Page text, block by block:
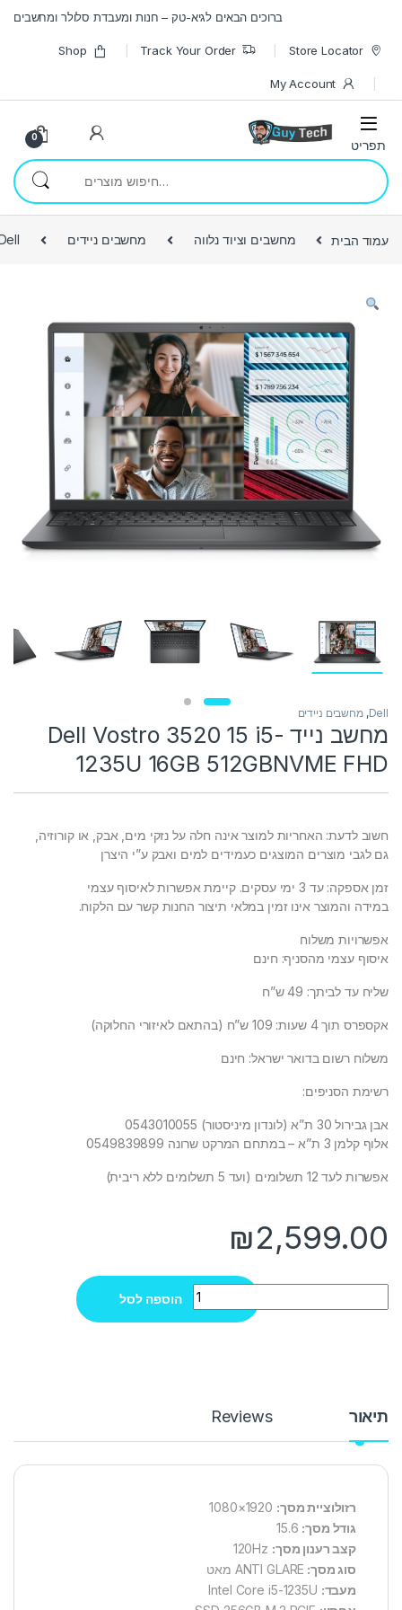
ברוכים הבאים לגיא-טק – חנות ומעבדת סלולר ומחשבים
Store Locator
Track Your Order
Shop
My Account
0
חיפוש עבור:
עמוד הבית מחשבים וציוד נלווה מחשבים ניידים
Dell
,מחשבים ניידים
מחשב נייד Dell Vostro 3520 15 i5-
1235U 16GB 512GBNVME FHD
חשוב לדעת: האחריות למוצר אינה חלה על נזקי מים, אבק, או קורוזיה,
גם לגבי מוצרים המוצגים כעמידים למים ואבק ע”י היצרן
זמן אספקה: עד 3 ימי עסקים. קיימת אפשרות לאיסוף עצמי
במידה והמוצר אינו זמין במלאי תיצור החנות קשר עם הלקוח.
אפשרויות משלוח
איסוף עצמי מהסניף: חינם
שליח עד לביתך: 49 ש”ח
אקספרס תוך 4 שעות: 109 ש”ח (בהתאם לאיזורי החלוקה)
משלוח רשום בדואר ישראל: חינם
רשימת הסניפים:
אבן גבירול 30 ת”א (לונדון מיניסטור) 0543010055
אלוף קלמן 3 ת”א – במתחם המרקט שרונה 0549839899
אפשרות לעד 12 תשלומים (ועד 5 תשלומים ללא ריבית)
₪2,599.00
הוספה לסל
תיאור Reviews
רזולוציית מסך:
גודל מסך:
קצב רענון מסך:
סוג מסך: ANTI GLARE מאט
מעבד: